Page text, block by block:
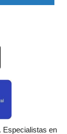
Especialistas en